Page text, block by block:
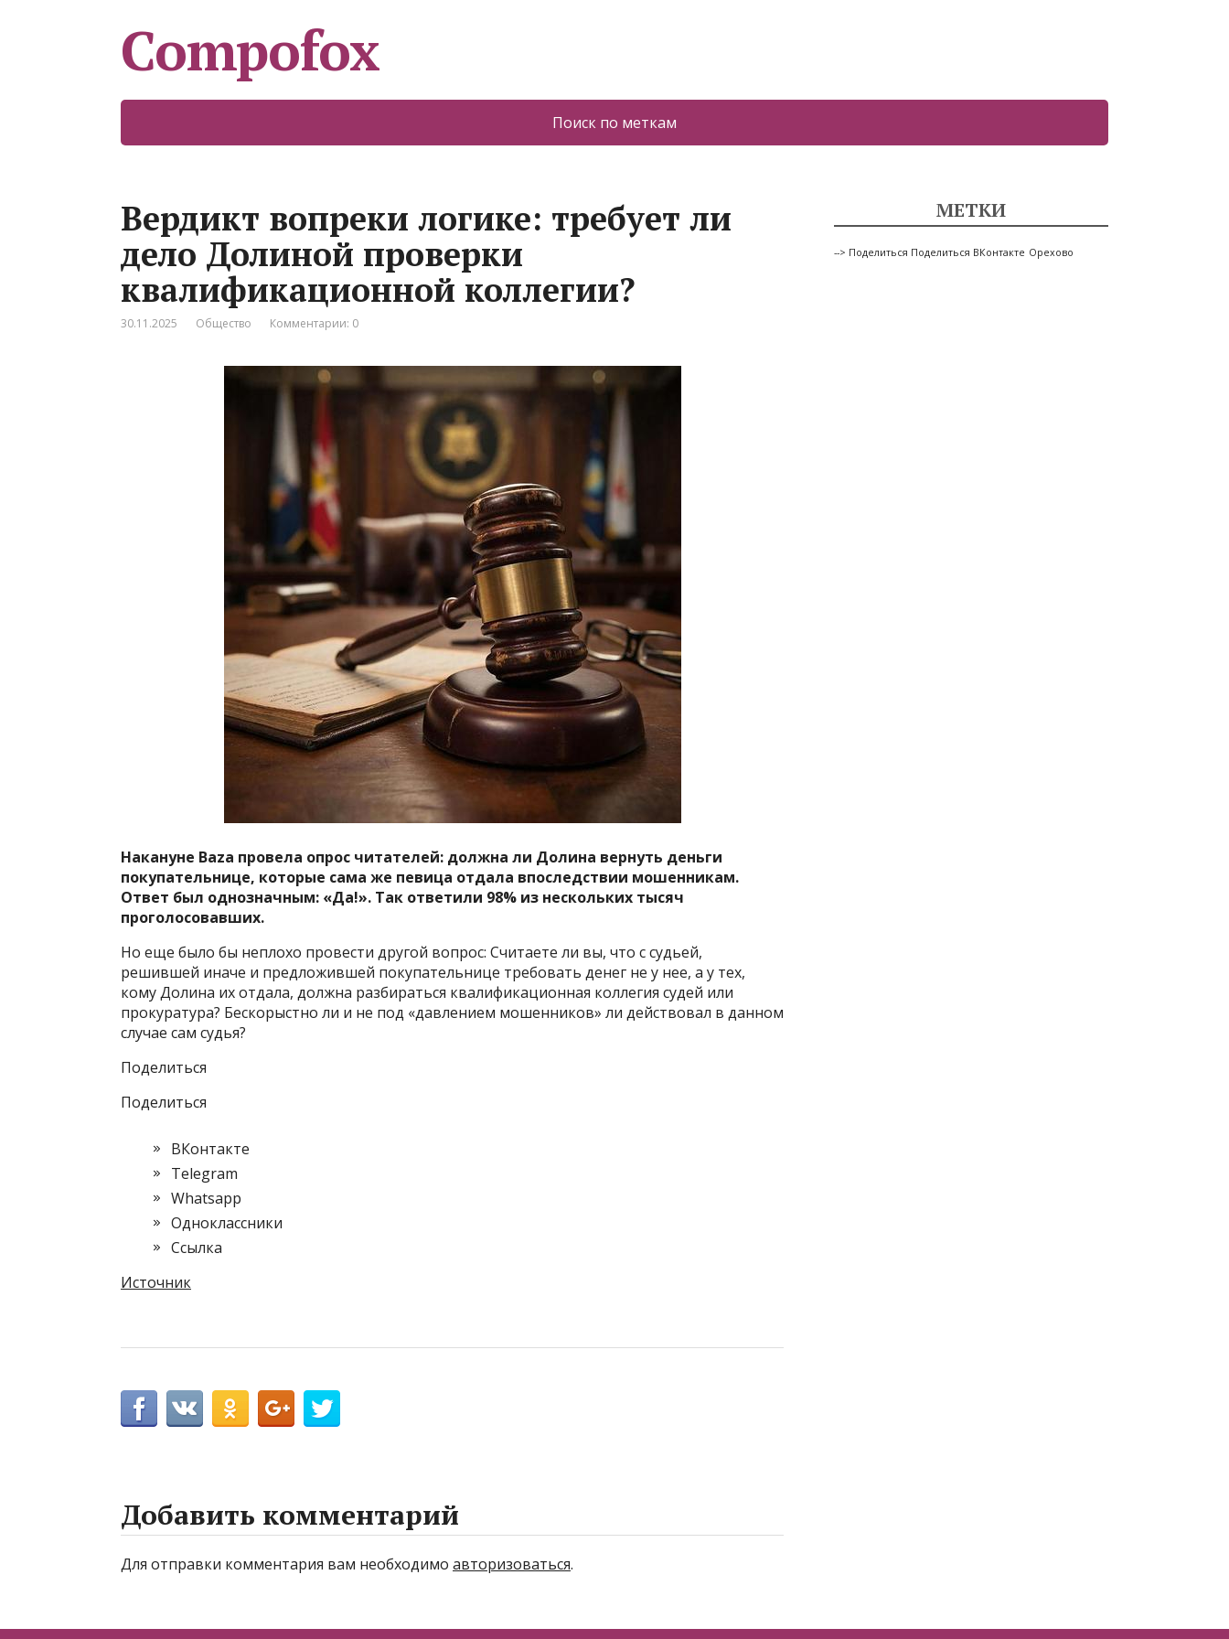
Compofox
Поиск по меткам
Вердикт вопреки логике: требует ли
дело Долиной проверки
квалификационной коллегии?
30.11.2025 Общество Комментарии: 0
Накануне Baza провела опрос читателей: должна ли Долина вернуть деньги
покупательнице, которые сама же певица отдала впоследствии мошенникам.
Ответ был однозначным: «Да!». Так ответили 98% из нескольких тысяч
проголосовавших.
Но еще было бы неплохо провести другой вопрос: Считаете ли вы, что с судьей,
решившей иначе и предложившей покупательнице требовать денег не у нее, а у тех,
кому Долина их отдала, должна разбираться квалификационная коллегия судей или
прокуратура? Бескорыстно ли и не под «давлением мошенников» ли действовал в данном
случае сам судья?
Поделиться
Поделиться
ВКонтакте
Telegram
Whatsapp
Одноклассники
Cсылка
Источник
Добавить комментарий
Для отправки комментария вам необходимо авторизоваться.
МЕТКИ
--> Поделиться Поделиться ВКонтакте Орехово